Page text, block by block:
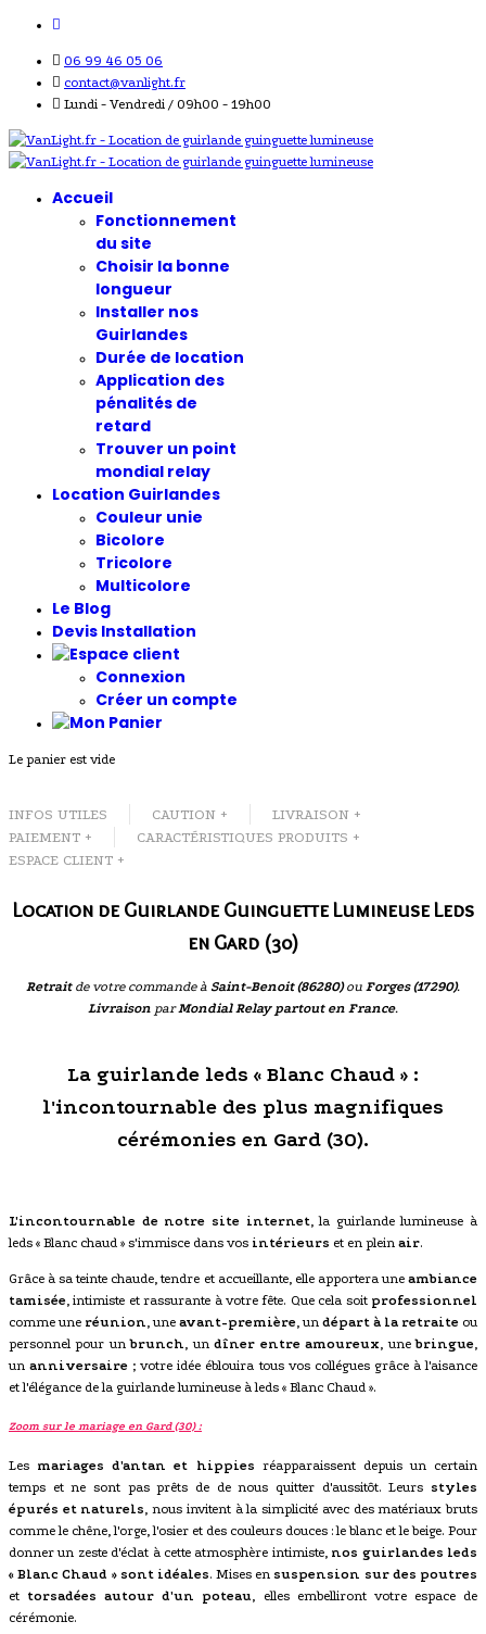
06 99 46 05 06
contact@vanlight.fr
Lundi - Vendredi / 09h00 - 19h00
Accueil
Fonctionnement
du site
Choisir la bonne
longueur
Installer nos
Guirlandes
Durée de location
Application des
pénalités de
retard
Trouver un point
mondial relay
Location Guirlandes
Couleur unie
Bicolore
Tricolore
Multicolore
Le Blog
Devis Installation
Connexion
Créer un compte
Le panier est vide
INFOS UTILES CAUTION +
LIVRAISON +
PAIEMENT +
CARACTÉRISTIQUES PRODUITS +
ESPACE CLIENT +
Location de Guirlande Guinguette Lumineuse Leds
en Gard (30)
Retraitde votre commande à Saint-Benoit (86280)ou Forges (17290).
Livraison parMondial Relay partout en France.
La guirlande leds « Blanc Chaud » :
l'incontournable des plus magnifiques
cérémonies en Gard (30).
L'incontournable de notre site internet, la guirlande lumineuse à
leds « Blanc chaud » s'immisce dans vos intérieurs et en plein air.
Grâce à sa teinte chaude, tendre et accueillante, elle apportera une ambiance
tamisée , intimiste et rassurante à votre fête. Que cela soit professionnel
comme une réunion , une avant-première , un départ à la retraite ou
personnel pour unbrunch , undîner entre amoureux , unebringue
unanniversaire ; votre idée éblouira tous vos collégues grâce à l'aisance
et l'élégance de la guirlande lumineuse à leds « Blanc Chaud ».
Zoom sur le mariage en Gard (30) :
Les mariages d'antan et hippies réapparaissent depuis un certain
temps et ne sont pas prêts de de nous quitter d'aussitôt. Leurs styles
épurés et naturels , nous invitent à la simplicité avec des matériaux bruts
comme le chêne, l'orge, l'osier et des couleurs douces : le blanc et le beige. Pour
donner un zeste d'éclat à cette atmosphère intimiste, nos guirlandes leds
« Blanc Chaud » sont idéales. Mises en suspension sur des poutres
et torsadées autour d'un poteau
, elles embelliront votre espace de
cérémonie.